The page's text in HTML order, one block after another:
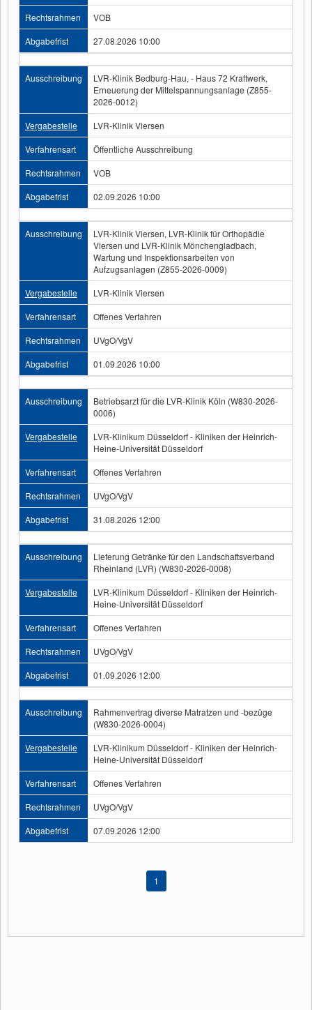
Rechtsrahmen
VOB
Abgabefrist
27.08.2026 10:00
Ausschreibung
LVR-Klinik Bedburg-Hau, - Haus 72 Kraftwerk,
Erneuerung der Mittelspannungsanlage (Z855-
2026-0012)
Vergabestelle
LVR-Klinik Viersen
Verfahrensart
Öffentliche Ausschreibung
Rechtsrahmen
VOB
Abgabefrist
02.09.2026 10:00
Ausschreibung
LVR-Klinik Viersen, LVR-Klinik für Orthopädie
Viersen und LVR-Klinik Mönchengladbach,
Wartung und Inspektionsarbeiten von
Aufzugsanlagen (Z855-2026-0009)
Vergabestelle
LVR-Klinik Viersen
Verfahrensart
Offenes Verfahren
Rechtsrahmen
UVgO/VgV
Abgabefrist
01.09.2026 10:00
Ausschreibung
Betriebsarzt für die LVR-Klinik Köln (W830-2026-
0006)
Vergabestelle
LVR-Klinikum Düsseldorf - Kliniken der Heinrich-
Heine-Universität Düsseldorf
Verfahrensart
Offenes Verfahren
Rechtsrahmen
UVgO/VgV
Abgabefrist
31.08.2026 12:00
Ausschreibung
Lieferung Getränke für den Landschaftsverband
Rheinland (LVR) (W830-2026-0008)
Vergabestelle
LVR-Klinikum Düsseldorf - Kliniken der Heinrich-
Heine-Universität Düsseldorf
Verfahrensart
Offenes Verfahren
Rechtsrahmen
UVgO/VgV
Abgabefrist
01.09.2026 12:00
Ausschreibung
Rahmenvertrag diverse Matratzen und -bezüge
(W830-2026-0004)
Vergabestelle
LVR-Klinikum Düsseldorf - Kliniken der Heinrich-
Heine-Universität Düsseldorf
Verfahrensart
Offenes Verfahren
Rechtsrahmen
UVgO/VgV
Abgabefrist
07.09.2026 12:00
1